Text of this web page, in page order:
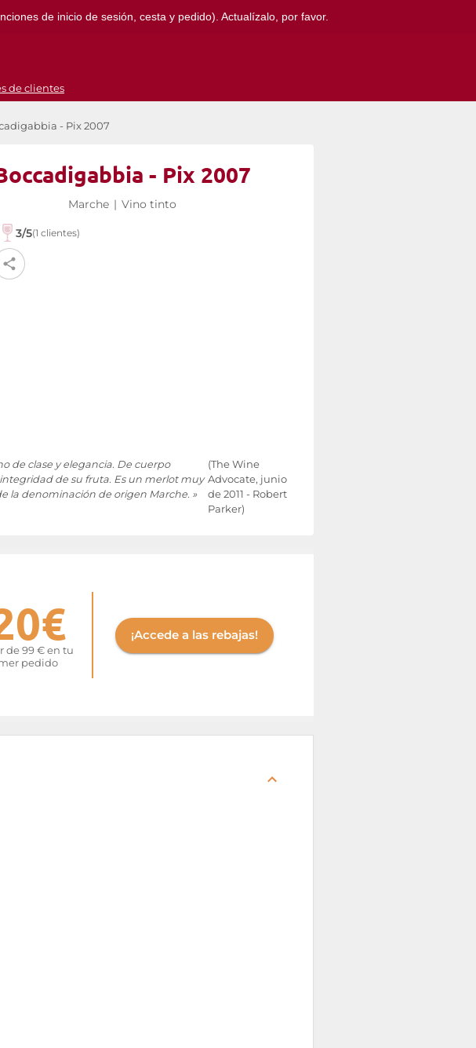
de inicio de sesión, cesta y pedido). Actualízalo, por favor.
de clientes
- Pix 2007
- Pix 2007
Marche | Vino tinto
3/5(1 clientes)
de clase y elegancia. De cuerpo
de su fruta. Es un merlot muy
la denominación de origen Marche. »
(The Wine
Advocate, junio
de 2011 - Robert
Parker)
de 99 € en tu
pedido
¡Accede a las rebajas!